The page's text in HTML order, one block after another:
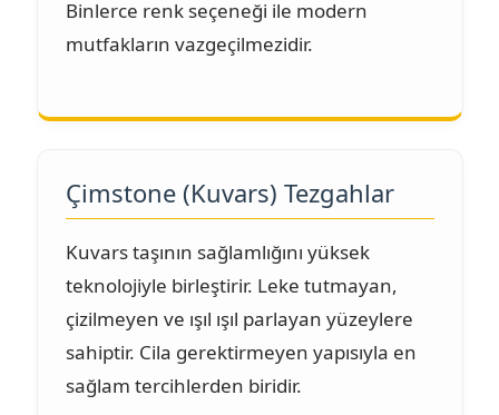
Binlerce renk seçeneği ile modern
mutfakların vazgeçilmezidir.
Çimstone (Kuvars) Tezgahlar
Kuvars taşının sağlamlığını yüksek
teknolojiyle birleştirir. Leke tutmayan,
çizilmeyen ve ışıl ışıl parlayan yüzeylere
sahiptir. Cila gerektirmeyen yapısıyla en
sağlam tercihlerden biridir.